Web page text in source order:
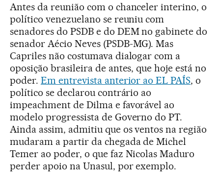
Antes da reunião com o chanceler interino, o
político venezuelano se reuniu com
senadores do PSDB e do DEM no gabinete do
senador Aécio Neves (PSDB-MG). Mas
Capriles não costumava dialogar com a
oposição brasileira de antes, que hoje está no
poder. Em entrevista anterior ao EL PAÍS, o
político se declarou contrário ao
impeachment de Dilma e favorável ao
modelo progressista de Governo do PT.
Ainda assim, admitiu que os ventos na região
mudaram a partir da chegada de Michel
Temer ao poder, o que faz Nicolas Maduro
perder apoio na Unasul, por exemplo.